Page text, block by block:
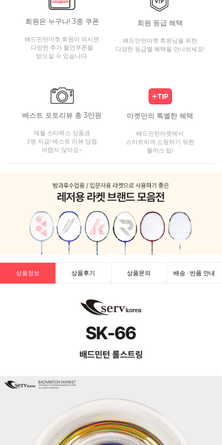
회원은 누구나! 3종 쿠폰
배드민턴마켓 회원이 되시면
다양한 추가 할인쿠폰을
받으실 수 있습니다.
회원 등급 혜택
배드민턴마켓 회원님을 위한
다양한 등급별 혜택을 만나보세요!
베스트 포토리뷰 총 3만원
매월 스타벅스 상품권
3명 지급! 베스트 리뷰 당첨
어렵지 않아요~
마켓만의 특별한 혜택
배드민턴마켓에서
스마트하게 쇼핑하기 위한
플러스 팁!
상품정보 상품후기 상품문의 배송 · 반품 안내